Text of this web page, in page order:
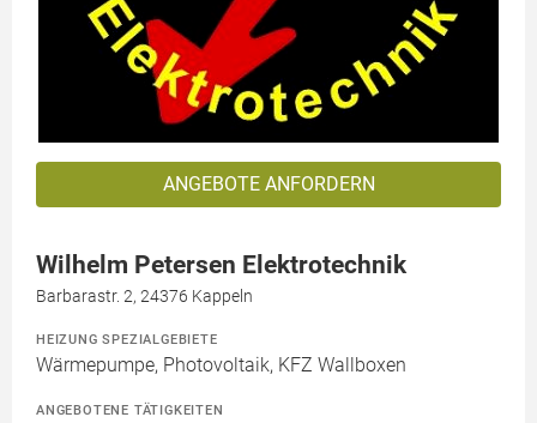
ANGEBOTE ANFORDERN
Wilhelm Petersen Elektrotechnik
Barbarastr. 2, 24376 Kappeln
HEIZUNG SPEZIALGEBIETE
Wärmepumpe, Photovoltaik, KFZ Wallboxen
ANGEBOTENE TÄTIGKEITEN